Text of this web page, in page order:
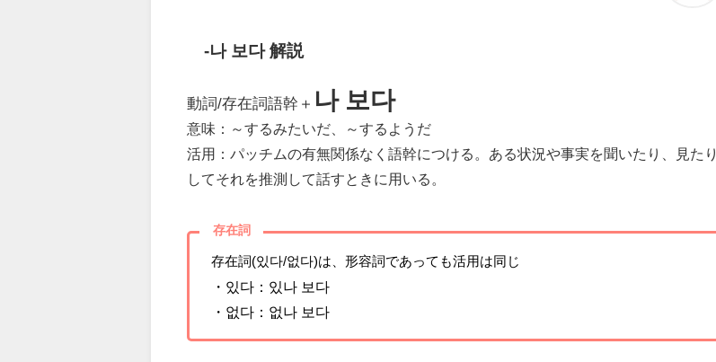
-나 보다 解説
動詞/存在詞語幹＋ 나 보다
意味：～するみたいだ、～するようだ
活用：パッチムの有無関係なく語幹につける。ある状況や事実を聞いたり、見たり
してそれを推測して話すときに用いる。
存在詞
存在詞(있다/없다)は、形容詞であっても活用は同じ
・있다：있나 보다
・없다：없나 보다